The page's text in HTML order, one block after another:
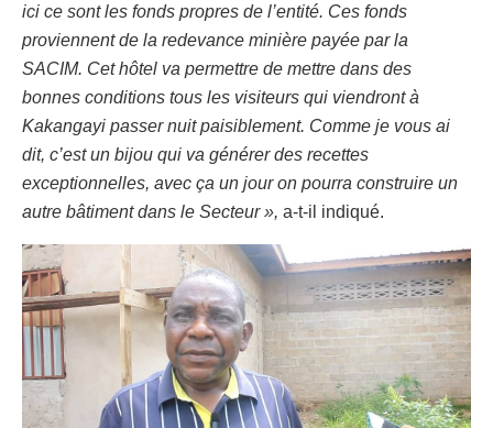
ici ce sont les fonds propres de l’entité. Ces fonds
proviennent de la redevance minière payée par la
SACIM. Cet hôtel va permettre de mettre dans des
bonnes conditions tous les visiteurs qui viendront à
Kakangayi passer nuit paisiblement. Comme je vous ai
dit, c’est un bijou qui va générer des recettes
exceptionnelles, avec ça un jour on pourra construire un
autre bâtiment dans le Secteur », a-t-il indiqué.